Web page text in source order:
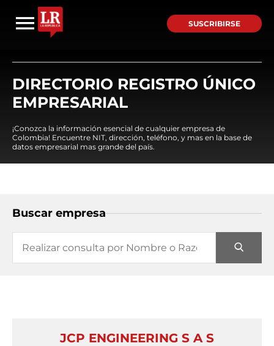
SUSCRIBIRSE
DIRECTORIO REGISTRO ÚNICO
EMPRESARIAL
¡Conozca la información esencial de cualquier empresa de
Colombia! Encuentre NIT, dirección, teléfono, y mas en la base de
datos empresarial mas grande del país.
Buscar empresa
JCP ENGINEERING S A S